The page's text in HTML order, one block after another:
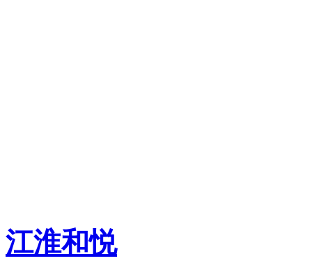
江淮和悦